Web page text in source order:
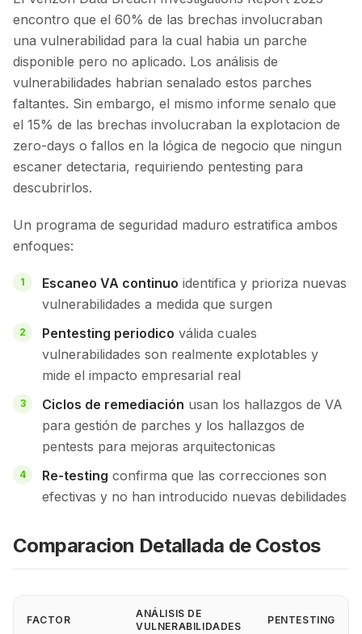
encontro que el 60% de las brechas involucraban
una vulnerabilidad para la cual habia un parche
disponible pero no aplicado. Los análisis de
vulnerabilidades habrian senalado estos parches
faltantes. Sin embargo, el mismo informe senalo que
el 15% de las brechas involucraban la explotacion de
zero-days o fallos en la lógica de negocio que ningun
escaner detectaria, requiriendo pentesting para
descubrirlos.
Un programa de seguridad maduro estratifica ambos
enfoques:
Escaneo VA continuo identifica y prioriza nuevas
vulnerabilidades a medida que surgen
Pentesting periodico válida cuales
vulnerabilidades son realmente explotables y
mide el impacto empresarial real
Ciclos de remediación usan los hallazgos de VA
para gestión de parches y los hallazgos de
pentests para mejoras arquitectonicas
Re-testing confirma que las correcciones son
efectivas y no han introducido nuevas debilidades
Comparacion Detallada de Costos
FACTOR
ANÁLISIS DE
VULNERABILIDADES
PENTESTING